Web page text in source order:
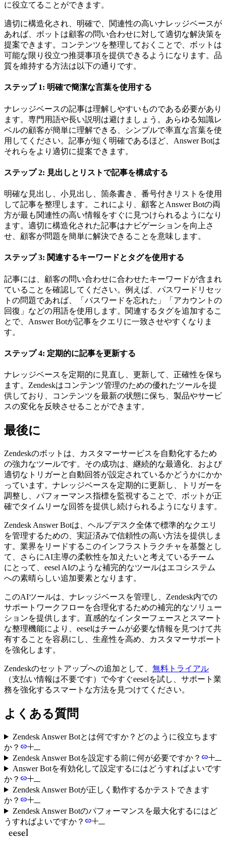
に役立てることができます。
適切に構造化され、明確で、関連性の高いナレッジベースが
あれば、ボットは顧客の問い合わせに対して適切な解決策を
提案できます。コンテンツを整理しておくことで、ボットは
可能な限り役立つ推奨事項を提供できるようになります。品
質を維持する方法は以下の通りです。
ステップ 1: 明確で簡潔な言葉を使用する
ナレッジベースの記事は理解しやすいものである必要があり
ます。専門用語や長い説明は避けましょう。あらゆる知識レ
ベルの顧客が簡単に理解できる、シンプルで率直な言葉を使
用してください。記事が短く明確であるほど、Answer Botは
それらをより適切に提案できます。
ステップ 2: 見出しとリストで記事を構成する
明確な見出し、小見出し、箇条書き、番号付きリストを使用
して記事を整理します。これにより、顧客とAnswer Botの両
方が最も関連性の高い情報をすぐに見つけられるようになり
ます。適切に構造化された記事はナビゲーションを向上さ
せ、顧客が問題を簡単に解決できることを意味します。
ステップ 3: 関連するキーワードとタグを使用する
記事には、顧客の問い合わせに合わせたキーワードが含まれ
ていることを確認してください。例えば、パスワードリセッ
トの問題であれば、「パスワードを忘れた」「アカウントの
回復」などの用語を使用します。関連するタグを追加するこ
とで、Answer Botが記事をクエリに一致させやすくなりま
す。
ステップ 4: 定期的に記事を更新する
ナレッジベースを定期的に見直し、更新して、正確性を保ち
ます。Zendeskはコンテンツ管理のための優れたツールを提
供しており、コンテンツを最新の状態に保ち、製品やサービ
スの変化を反映させることができます。
最後に
Zendeskのボットは、カスタマーサービスを自動化するため
の強力なツールです。その成功は、継続的な最適化、および
適切なトリガーと自動回答が設定されているかどうかにかか
っています。ナレッジベースを定期的に更新し、トリガーを
調整し、パフォーマンス指標を監視することで、ボットが正
確でタイムリーな回答を提供し続けられるようになります。
Zendesk Answer Botは、ヘルプデスク全体で標準的なクエリ
を管理するための、実証済みで信頼性の高い方法を提供しま
す。業界をリードするこのインフラストラクチャを基盤とし
て、さらにAI主導の柔軟性を加えたいと考えているチーム
にとって、eesel AIのような補完的なツールはエコシステム
への素晴らしい追加要素となります。
このAIツールは、ナレッジベースを管理し、Zendesk内での
サポートワークフローを合理化するための補完的なソリュー
ションを提供します。直感的なインターフェースとスマート
な整理機能により、eeselはチームが必要な情報を見つけて共
有することを容易にし、生産性を高め、カスタマーサポート
を強化します。
Zendeskのセットアップへの追加として、 無料トライアル
（支払い情報は不要です）で今すぐeeselを試し、サポート業
務を強化するスマートな方法を見つけてください。
よくある質問
Zendesk Answer Botとは何ですか？どのように役立ちます
か？
Zendesk Answer Botを設定する前に何が必要ですか？
Answer Botを有効化して設定するにはどうすればよいです
か？
Zendesk Answer Botが正しく動作するかテストできます
か？
Zendesk Answer Botのパフォーマンスを最大化するにはど
うすればよいですか？